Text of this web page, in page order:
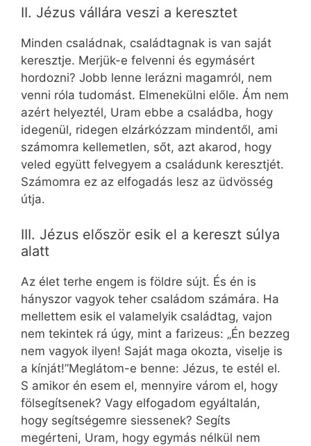
II. Jézus vállára veszi a keresztet
Minden családnak, családtagnak is van saját
keresztje. Merjük-e felvenni és egymásért
hordozni? Jobb lenne lerázni magamról, nem
venni róla tudomást. Elmenekülni előle. Ám nem
azért helyeztél, Uram ebbe a családba, hogy
idegenül, ridegen elzárkózzam mindentől, ami
számomra kellemetlen, sőt, azt akarod, hogy
veled együtt felvegyem a családunk keresztjét.
Számomra ez az elfogadás lesz az üdvösség
útja.
III. Jézus először esik el a kereszt súlya
alatt
Az élet terhe engem is földre sújt. És én is
hányszor vagyok teher családom számára. Ha
mellettem esik el valamelyik családtag, vajon
nem tekintek rá úgy, mint a farizeus: „Én bezzeg
nem vagyok ilyen! Saját maga okozta, viselje is
a kínját!”Meglátom-e benne: Jézus, te estél el.
S amikor én esem el, mennyire várom el, hogy
fölsegítsenek? Vagy elfogadom egyáltalán,
hogy segítségemre siessenek? Segíts
megérteni, Uram, hogy egymás nélkül nem